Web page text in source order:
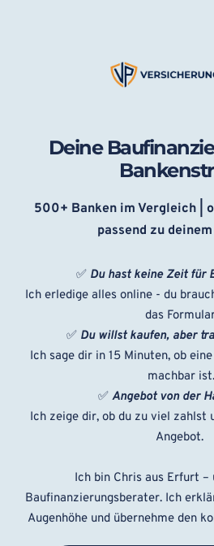
Deine
500+ Banken im Vergleich |
passend zu
✅ Du hast keine Zeit für
Ich erledige alles online - du
das
✅ Du willst kaufen, aber
Ich sage dir in 15 Minuten, ob
machbar ist.
✅ Angebot von der
Ich zeige dir, ob du zu viel zahlst
Angebot.
Ich bin Chris aus Erfurt –
Baufinanzierungsberater. Ich
Augenhöhe und übernehme den